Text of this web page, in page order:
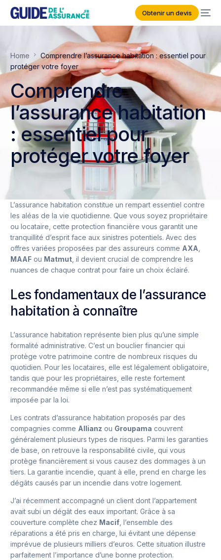
Obtenir un devis
Home
Comprendre l’assurance habitation : essentiel pour
protéger votre foyer
Comprendre
l’assurance habitation
: essentiel pour
protéger votre foyer
L’assurance habitation constitue un rempart essentiel contre
les aléas de la vie quotidienne. Que vous soyez propriétaire
ou locataire, cette protection financière vous garantit une
tranquillité d’esprit face aux sinistres potentiels. Avec des
offres variées proposées par des assureurs comme AXA
MAAF ou Matmut , il devient crucial de comprendre les
nuances de chaque contrat pour faire un choix éclairé.
Les fondamentaux de l’assurance
habitation à connaître
L’assurance habitation représente bien plus qu’une simple
formalité administrative. C’est un bouclier financier qui
protège votre patrimoine contre de nombreux risques du
quotidien. Pour les locataires, elle est légalement obligatoire,
tandis que pour les propriétaires, elle reste fortement
recommandée même si elle n’est pas systématiquement
imposée par la loi.
Les contrats d’assurance habitation proposés par des
compagnies comme Allianz ou Groupama couvrent
généralement plusieurs types de risques. Parmi les garanties
de base, on retrouve la responsabilité civile, qui vous
protège financièrement si vous causez des dommages à un
tiers. La garantie incendie, quant à elle, prend en charge les
dégâts causés par un incendie dans votre logement.
J’ai récemment accompagné un client dont l’appartement
avait subi un dégât des eaux important. Grâce à sa
couverture complète chez Macif , l’ensemble des
réparations a été pris en charge, lui évitant une dépense
imprévue de plusieurs milliers d’euros. Cette situation illustre
parfaitement l’importance d’une bonne protection.